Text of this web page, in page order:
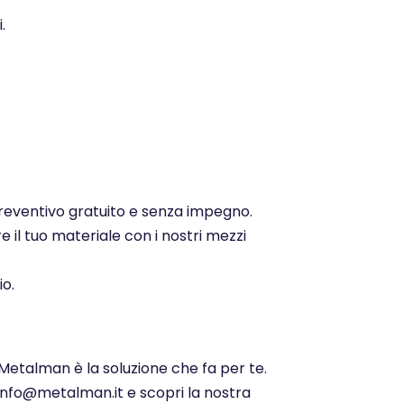
gratuito e senza impegno.
il tuo materiale con i nostri mezzi
è la soluzione che fa per te.
e scopri la nostra